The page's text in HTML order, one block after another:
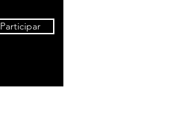
Participar